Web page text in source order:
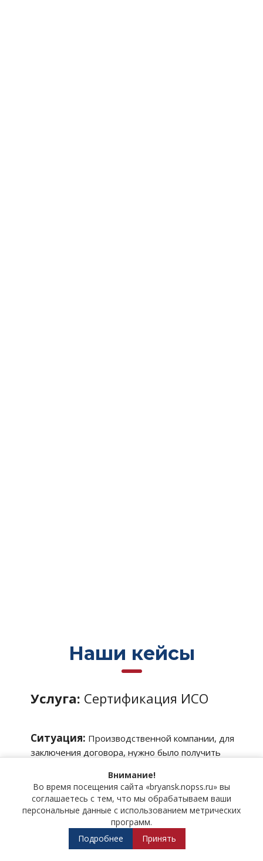
Наши кейсы
Услуга: Сертификация ИСО
Ситуация: Производственной компании, для
заключения договора, нужно было получить
здоровья. У компании не было денег, для
получения аванса ей нужно было заключить
договор.
Решение:После переговоров было принято
Подробнее
Внимание!
Во время посещения сайта «bryansk.nopss.ru» вы
соглашаетесь с тем, что мы обрабатываем ваши
персональные данные с использованием метрических
программ.
Подробнее
Принять